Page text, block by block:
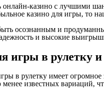
онлайн-казино с лучшими
казино для игры, то
осознанным и
и высокие
игры в рулетку
в рулетку имеет
менее известных вариаций,